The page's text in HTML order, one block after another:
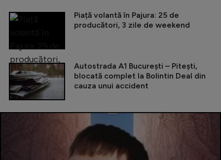
Piață volantă în Pajura: 25 de
producători, 3 zile de weekend
Autostrada A1 București – Pitești,
blocată complet la Bolintin Deal din
cauza unui accident